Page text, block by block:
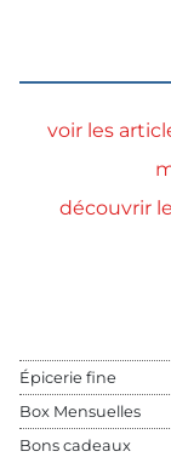
voir les
découvrir
Épicerie fine
Box Mensuelles
Bons cadeaux